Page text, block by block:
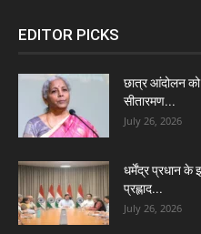
EDITOR PICKS
छात्र आंदोलन
सीतारमण...
July 26, 2026
धर्मेंद्र प्रधान के
प्रह्लाद...
July 26, 2026